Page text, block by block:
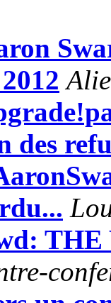
des